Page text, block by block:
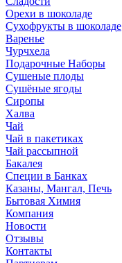
Орехи в шоколаде
Сухофрукты в шоколаде
Варенье
Чурчхела
Подарочные Наборы
Cушеные плоды
Сушёные ягоды
Сиропы
Халва
Чай
Чай в пакетиках
Чай рассыпной
Бакалея
Специи в Банках
Казаны, Мангал, Печь
Бытовая Химия
Компания
Новости
Отзывы
Контакты